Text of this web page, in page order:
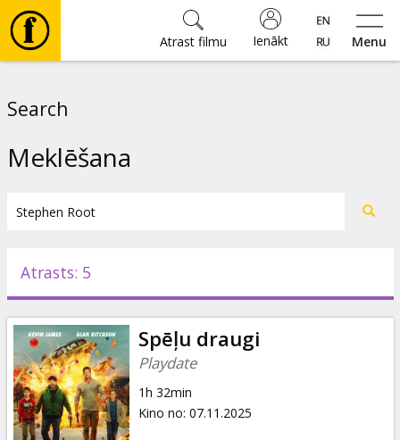
Menu
Ienākt
Atrast filmu
Pasākumi
Ziņas
Dāvanu
kartes
Search
Meklēšana
Atrasts: 5
Spēļu draugi
Playdate
1h 32min
Kino no: 07.11.2025